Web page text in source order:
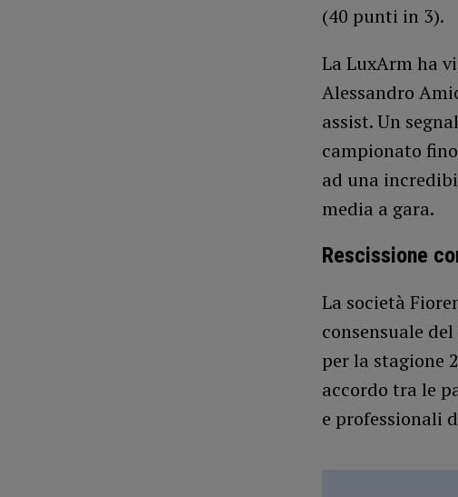
(40 punti in 3).
La LuxArm ha
Alessandro
assist. Un
campionato
ad una
media a gara.
Rescissione
La società
consensuale
per la stagione
accordo tra le
e professionali